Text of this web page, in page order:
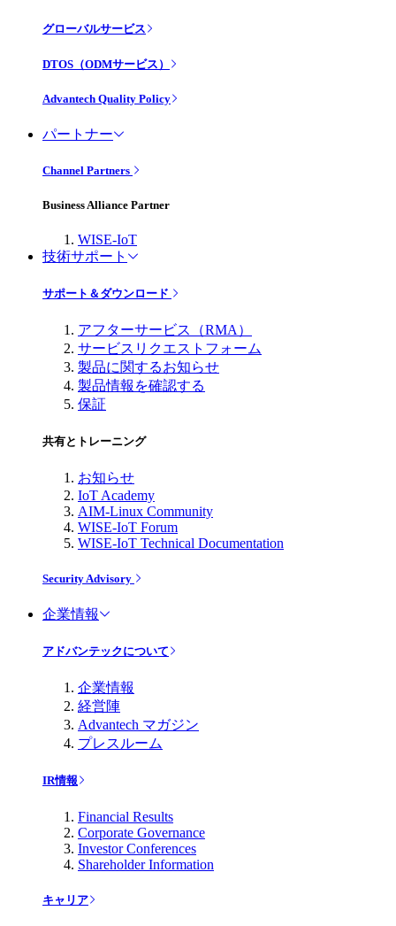
グローバルサービス
DTOS（ODMサービス）
Advantech Quality Policy
パートナー
Channel Partners
Business Alliance Partner
WISE-IoT
技術サポート
サポート＆ダウンロード
アフターサービス（RMA）
サービスリクエストフォーム
製品に関するお知らせ
製品情報を確認する
保証
共有とトレーニング
お知らせ
IoT Academy
AIM-Linux Community
WISE-IoT Forum
WISE-IoT Technical Documentation
Security Advisory
企業情報
アドバンテックについて
企業情報
経営陣
Advantech マガジン
プレスルーム
IR情報
Financial Results
Corporate Governance
Investor Conferences
Shareholder Information
キャリア